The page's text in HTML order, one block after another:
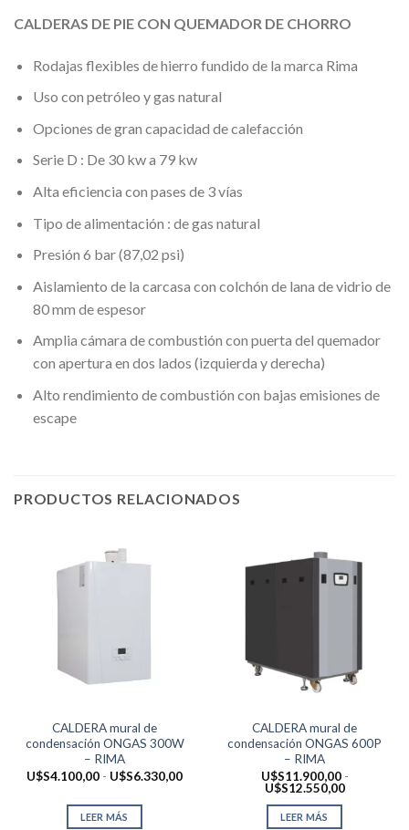
CALDERAS DE PIE CON QUEMADOR DE CHORRO
Rodajas flexibles de hierro fundido de la marca Rima
Uso con petróleo y gas natural
Opciones de gran capacidad de calefacción
Serie D : De 30 kw a 79 kw
Alta eficiencia con pases de 3 vías
Tipo de alimentación : de gas natural
Presión 6 bar (87,02 psi)
Aislamiento de la carcasa con colchón de lana de vidrio de
80 mm de espesor
Amplia cámara de combustión con puerta del quemador
con apertura en dos lados (izquierda y derecha)
Alto rendimiento de combustión con bajas emisiones de
escape
PRODUCTOS RELACIONADOS
CALDERA mural de
condensación ONGAS 300W
– RIMA
U$S4.100,00 - U$S6.330,00Rango
LEER MÁS
CALDERA mural de
condensación ONGAS 600P
– RIMA
U$S11.900,00 -
U$S12.550,00Rango
LEER MÁS